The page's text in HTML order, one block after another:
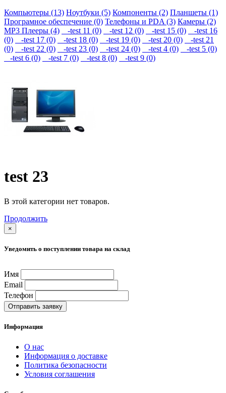
Компьютеры (13) Ноутбуки (5) Компоненты (2) Планшеты (1)
Програмное обеспечение (0) Телефоны и PDA (3) Камеры (2)
MP3 Плееры (4)
-test 11 (0) -test 12 (0) -test 15 (0)
-test 16
(0)
-test 17 (0) -test 18 (0) -test 19 (0) -test 20 (0)
-test 21
(0)
-test 22 (0) -test 23 (0) -test 24 (0) -test 4 (0)
-test 5 (0)
-test 6 (0)
-test 7 (0) -test 8 (0) -test 9 (0)
test 23
В этой категории нет товаров.
Продолжить
×
Уведомить о поступлении товара на склад
Имя
Email
Телефон
Отправить заявку
Информация
О нас
Информация о доставке
Политика безопасности
Условия соглашения